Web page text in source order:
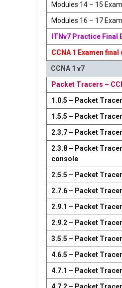
Modules 14 – 15
Modules 16 – 17
ITNv7 Practice Final
CCNA 1 Examen
CCNA 1 v7
Packet Tracers –
1.0.5 – Packet
1.5.5 – Packet
2.3.7 – Packet
2.3.8 – Packet
console
2.5.5 – Packet
2.7.6 – Packet
2.9.1 – Packet
2.9.2 – Packet
3.5.5 – Packet
4.6.5 – Packet Tracer
4.7.1 – Packet